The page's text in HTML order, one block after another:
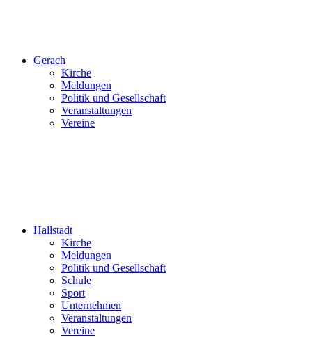
Gerach
Kirche
Meldungen
Politik und Gesellschaft
Veranstaltungen
Vereine
Hallstadt
Kirche
Meldungen
Politik und Gesellschaft
Schule
Sport
Unternehmen
Veranstaltungen
Vereine